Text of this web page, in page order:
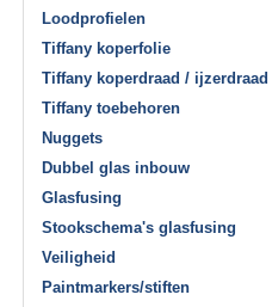
Loodprofielen
Tiffany koperfolie
Tiffany koperdraad / ijzerdraad
Tiffany toebehoren
Nuggets
Dubbel glas inbouw
Glasfusing
Stookschema's glasfusing
Veiligheid
Paintmarkers/stiften